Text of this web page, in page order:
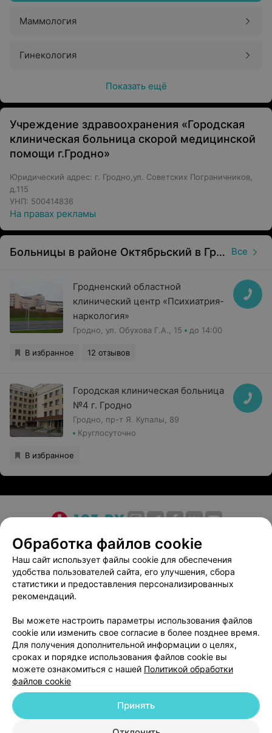
Маммология
Гинекология
Показать ещё
Учреждение здравоохранения «Городская
клиническая больница скорой медицинской
помощи г.Гродно»
Юридический адрес: г. Гродно,ул. Советских Пограничников,
д.115
УНП: 500414836
На правах рекламы
Больницы в районе Октябрьский в Гродно Все
Гродненский областной
клинический центр «Психиатрия-
наркология»
Гродно, ул. Обухова Г.А., 15 до 14:00
В избранное 12 отзывов
Городская клиническая больница
№4 г. Гродно
Гродно, пр-т Я. Купалы, 89
Круглосуточно
В избранное
О проекте Новости проекта
Размещение рекламы
Медицинский маркетинг
Публичный договор
Пользовательское соглашение
Способы оплаты
Вакансии
Партнеры
Написать в поддержку
Персональные настройки cookie
Обработка персональных данных
Обработка файлов cookie
Наш сайт использует файлы cookie для обеспечения
удобства пользователей сайта, его улучшения, сбора
статистики и предоставления персонализированных
рекомендаций.
Вы можете настроить параметры использования файлов
cookie или изменить свое согласие в более позднее время.
Для получения дополнительной информации о целях,
сроках и порядке использования файлов cookie вы
можете ознакомиться с нашей Политикой обработки
файлов cookie
Принять